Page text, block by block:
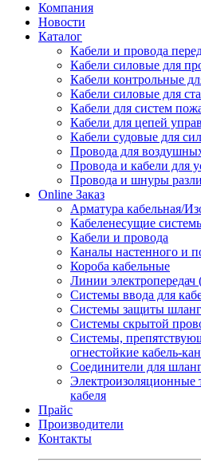
Компания
Новости
Каталог
Кабели и провода
Кабели силовые для
Кабели контрольные
Кабели силовые для
Кабели для систем
Кабели для цепей
Кабели судовые для
Провода для
Провода и кабели для
Провода и шнуры
Online Заказ
Арматура кабельная/
Кабеленесущие
Кабели и провода
Каналы настенного и
Короба кабельные
Линии
Системы ввода для
Системы защиты
Системы скрытой
Системы,
огнестойкие кабель-
Соединители для
кабеля
Прайс
Производители
Контакты